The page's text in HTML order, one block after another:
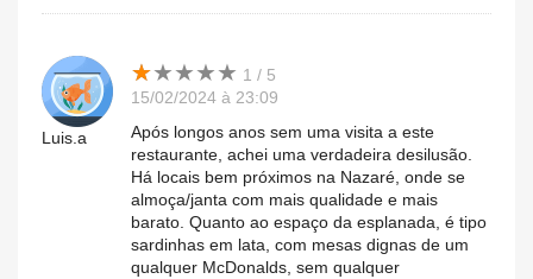
Luis.a
★★★★★
★★★★★ 1 / 5
15/02/2024 à 23:09
Após longos anos sem uma visita a este
restaurante, achei uma verdadeira desilusão.
Há locais bem próximos na Nazaré, onde se
almoça/janta com mais qualidade e mais
barato. Quanto ao espaço da esplanada, é tipo
sardinhas em lata, com mesas dignas de um
qualquer McDonalds, sem qualquer